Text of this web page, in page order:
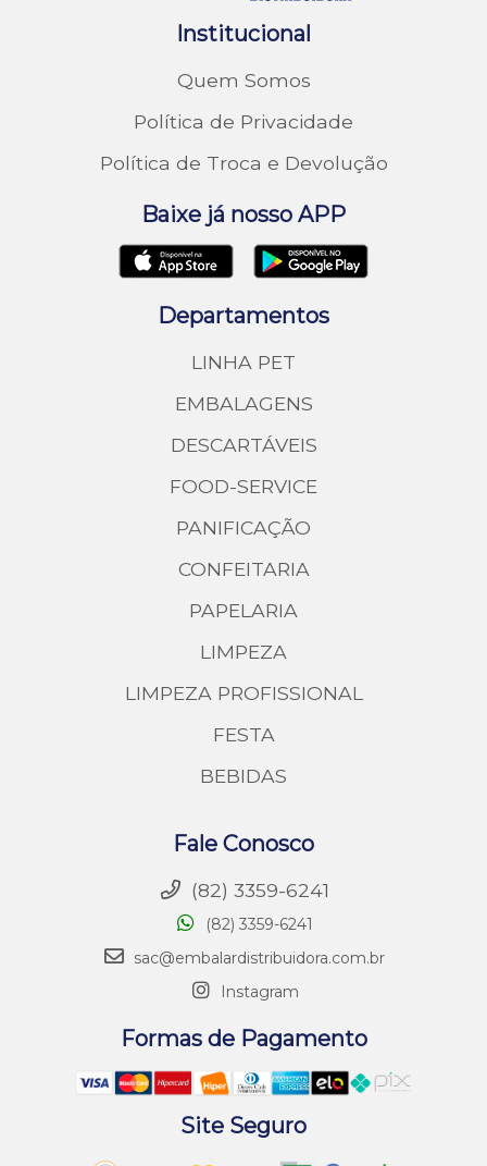
Institucional
Quem Somos
Política de Privacidade
Política de Troca e Devolução
Baixe já nosso APP
Departamentos
LINHA PET
EMBALAGENS
DESCARTÁVEIS
FOOD-SERVICE
PANIFICAÇÃO
CONFEITARIA
PAPELARIA
LIMPEZA
LIMPEZA PROFISSIONAL
FESTA
BEBIDAS
Fale Conosco
(82) 3359-6241
(82) 3359-6241
sac@embalardistribuidora.com.br
Instagram
Formas de Pagamento
Site Seguro